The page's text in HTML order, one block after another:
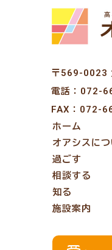
〒569-0023
電話： 072-
FAX：072-
ホーム
オアシスに
過ごす
相談する
知る
施設案内